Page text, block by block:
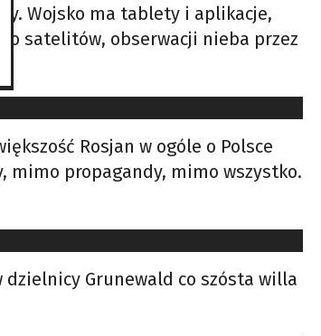
Wojsko ma tablety i aplikacje,
satelitów, obserwacji nieba przez
Rosjan w ogóle o Polsce
mimo propagandy, mimo wszystko.
dzielnicy Grunewald co szósta willa